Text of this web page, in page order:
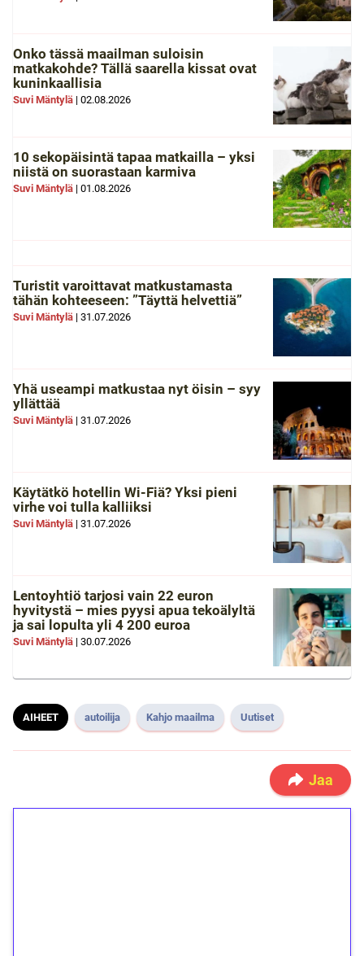
Onko tässä maailman suloisin
matkakohde? Tällä saarella kissat ovat
kuninkaallisia
Suvi Mäntylä | 02.08.2026
10 sekopäisintä tapaa matkailla – yksi
niistä on suorastaan karmiva
Suvi Mäntylä | 01.08.2026
Turistit varoittavat matkustamasta
tähän kohteeseen: ”Täyttä helvettiä”
Suvi Mäntylä | 31.07.2026
Yhä useampi matkustaa nyt öisin – syy
yllättää
Suvi Mäntylä | 31.07.2026
Käytätkö hotellin Wi-Fiä? Yksi pieni
virhe voi tulla kalliiksi
Suvi Mäntylä | 31.07.2026
Lentoyhtiö tarjosi vain 22 euron
hyvitystä – mies pyysi apua tekoälyltä
ja sai lopulta yli 4 200 euroa
Suvi Mäntylä | 30.07.2026
AIHEET autoilija Kahjo maailma Uutiset
Jaa